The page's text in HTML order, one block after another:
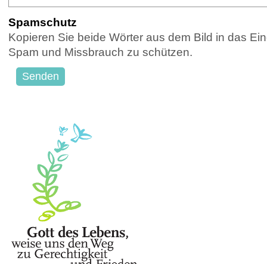
Spamschutz
Kopieren Sie beide Wörter aus dem Bild in das
Spam und Missbrauch zu schützen.